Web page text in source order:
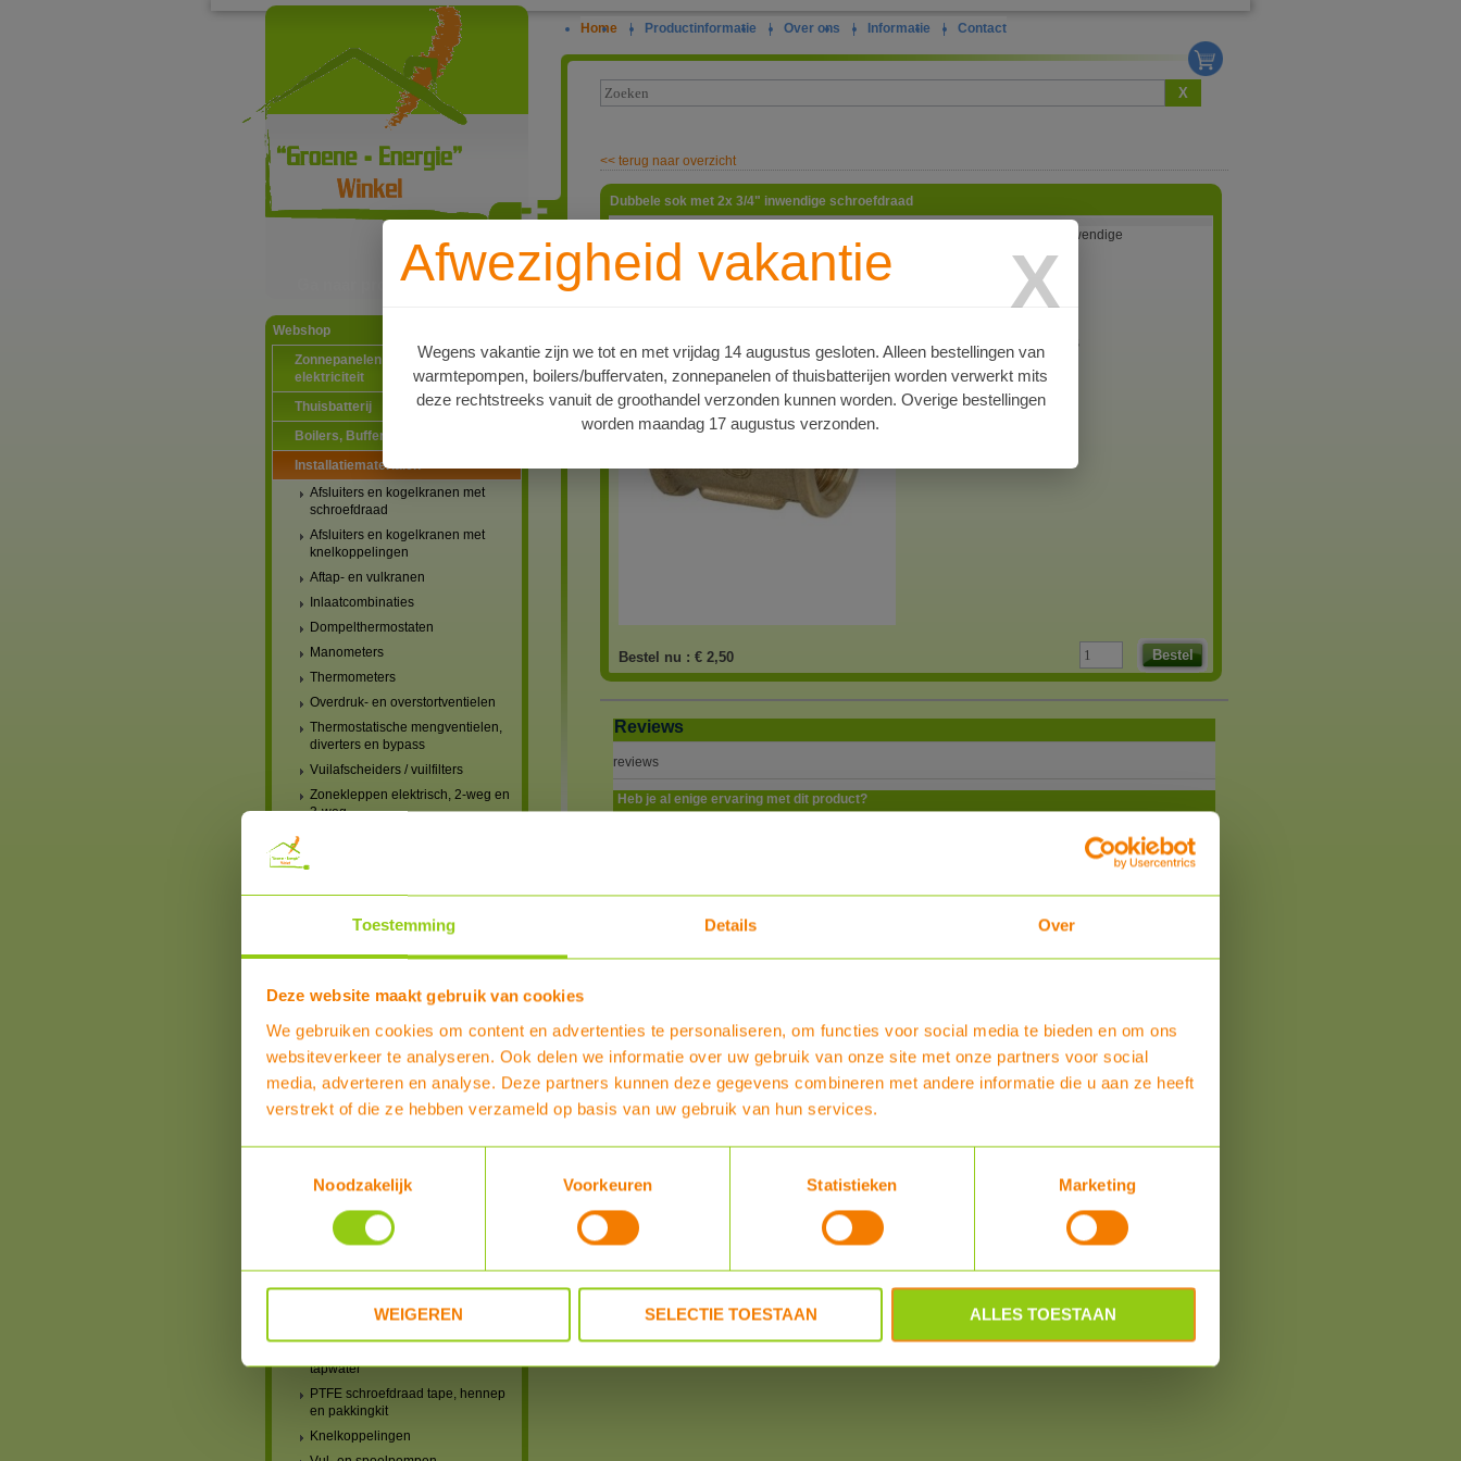
Toestemming Details Over
Deze website maakt gebruik van cookies
We gebruiken cookies om content en advertenties te personaliseren, om functies voor social media te bieden en om ons
websiteverkeer te analyseren. Ook delen we informatie over uw gebruik van onze site met onze partners voor social
media, adverteren en analyse. Deze partners kunnen deze gegevens combineren met andere informatie die u aan ze heeft
verstrekt of die ze hebben verzameld op basis van uw gebruik van hun services.
Noodzakelijk
Voorkeuren Statistieken Marketing
WEIGEREN SELECTIE TOESTAAN ALLES TOESTAAN
Ga naar productinformatie
Webshop
Zonnepanelen PV-systemen
elektriciteit
Thuisbatterij
Boilers, Buffervaten en toebehoren
Installatiematerialen
Afsluiters en kogelkranen met
schroefdraad
Afsluiters en kogelkranen met
knelkoppelingen
Aftap- en vulkranen
Inlaatcombinaties
Dompelthermostaten
Manometers
Thermometers
Overdruk- en overstortventielen
Thermostatische mengventielen,
diverters en bypass
Vuilafscheiders / vuilfilters
Zonekleppen elektrisch, 2-weg en
3-weg
elektrisch
Verwarmingscircuit-set,
Blindstoppen en blindkappen met
Schroefkoppelingen 1/2"
Schroefkoppelingen 3/4"
Schroefkoppelingen 1"
Schroefkoppelingen 1 1/4"
Schroefkoppelingen 1 1/2"
Verloopadapters Uitwendige -
Inwendige Schroefdraad (US-IS)
Verloopsokken Inwendige -
Verloopnippels Uitwendige -
tapwater
PTFE schroefdraad tape, hennep
en pakkingkit
Knelkoppelingen
Home | Productinformatie | Over ons | Informatie | Contact
X
Afwezigheid vakantie X
Wegens vakantie zijn we tot en met vrijdag 14 augustus gesloten. Alleen bestellingen van
warmtepompen, boilers/buffervaten, zonnepanelen of thuisbatterijen worden verwerkt mits
deze rechtstreeks vanuit de groothandel verzonden kunnen worden. Overige bestellingen
worden maandag 17 augustus verzonden.
<< terug naar overzicht
Dubbele sok met 2x 3/4" inwendige schroefdraad
Dubbele sok met 2x 3/4" inwendige
Dubbele sok 3/4" IS - 3/4" IS
Levertijd
Bestel nu : € 2,50 Bestel
Reviews
reviews
Heb je al enige ervaring met dit product?
POSTED